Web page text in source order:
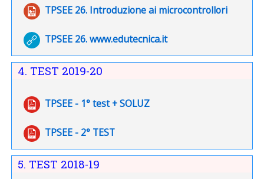
TPSEE 26. Introduzione ai microcontrollori
File
TPSEE 26. www.edutecnica.it
URL
4. TEST 2019-20
TPSEE - 1° test + SOLUZ
File
TPSEE - 2° TEST
File
5. TEST 2018-19